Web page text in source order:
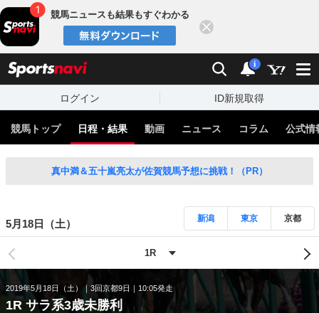
競馬ニュースも結果もすぐわかる
検索 通知
i
ログイン ID新規取得
競馬トップ 日程・結果 動画 ニュース コラム 公式情
真中満＆五十嵐亮太が佐賀競馬予想に挑戦！（PR）
5月18日（土） 新潟 東京 京都
2019年5月18日（土） 3回京都9日 10:05発走
1R サラ系3歳未勝利